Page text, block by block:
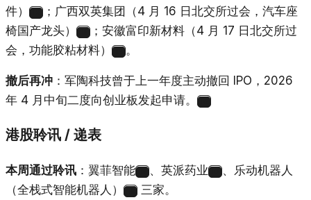
件）
；广西双英集团（4 月 16 日北交所过会，汽车座
椅国产龙头）
；安徽富印新材料（4 月 17 日北交所过
会，功能胶粘材料）
。
撤后再冲 ：军陶科技曾于上一年度主动撤回 IPO，2026
年 4 月中旬二度向创业板发起申请。
港股聆讯 / 递表
本周通过聆讯 ：翼菲智能 、英派药业
、乐动机器人
（全栈式智能机器人）
三家。